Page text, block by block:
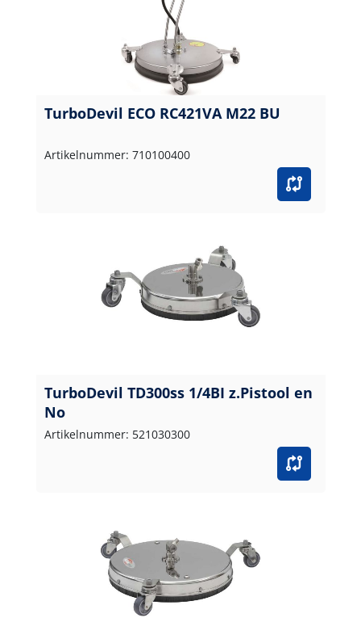
TurboDevil ECO RC421VA M22 BU
Artikelnummer: 710100400
TurboDevil TD300ss 1/4BI z.Pistool en
No
Artikelnummer: 521030300